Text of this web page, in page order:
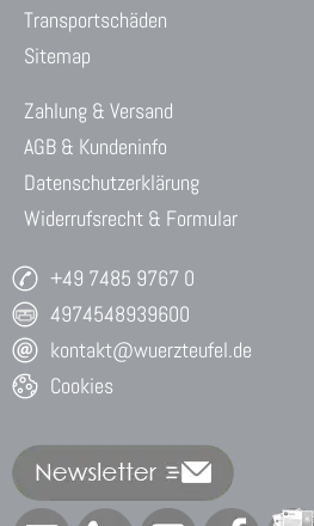
Transportschäden
Sitemap
Zahlung & Versand
AGB & Kundeninfo
Datenschutzerklärung
Widerrufsrecht & Formular
+49 7485 9767 0
4974548939600
kontakt@wuerzteufel.de
Cookies